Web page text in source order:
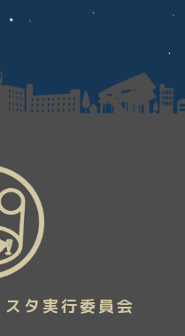
タ実行委員会